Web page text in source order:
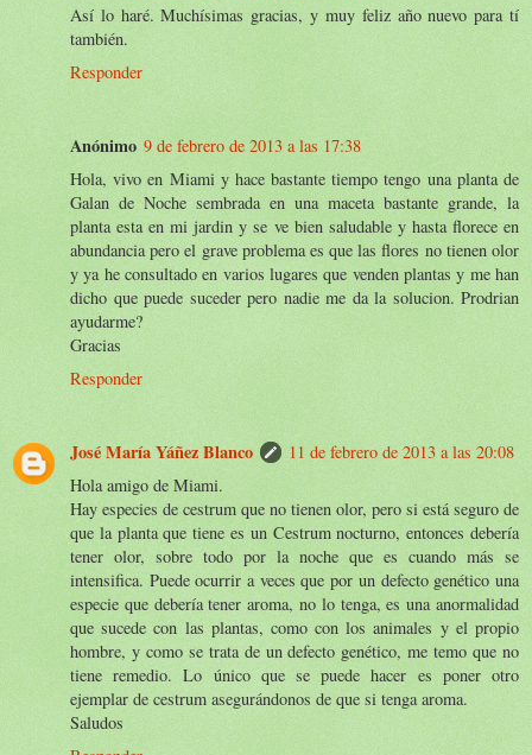
Así lo haré. Muchísimas gracias, y muy feliz año nuevo para tí
también.
Responder
Anónimo 9 de febrero de 2013 a las 17:38
Hola, vivo en Miami y hace bastante tiempo tengo una planta de
Galan de Noche sembrada en una maceta bastante grande, la
planta esta en mi jardin y se ve bien saludable y hasta florece en
abundancia pero el grave problema es que las flores no tienen olor
y ya he consultado en varios lugares que venden plantas y me han
dicho que puede suceder pero nadie me da la solucion. Prodrian
ayudarme?
Gracias
Responder
José María Yáñez Blanco
11 de febrero de 2013 a las 20:08
Hola amigo de Miami.
Hay especies de cestrum que no tienen olor, pero si está seguro de
que la planta que tiene es un Cestrum nocturno, entonces debería
tener olor, sobre todo por la noche que es cuando más se
intensifica. Puede ocurrir a veces que por un defecto genético una
especie que debería tener aroma, no lo tenga, es una anormalidad
que sucede con las plantas, como con los animales y el propio
hombre, y como se trata de un defecto genético, me temo que no
tiene remedio. Lo único que se puede hacer es poner otro
ejemplar de cestrum asegurándonos de que si tenga aroma.
Saludos